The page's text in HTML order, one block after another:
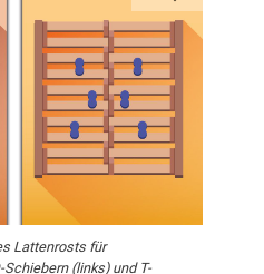
Lattenrosts für
(links) und T-